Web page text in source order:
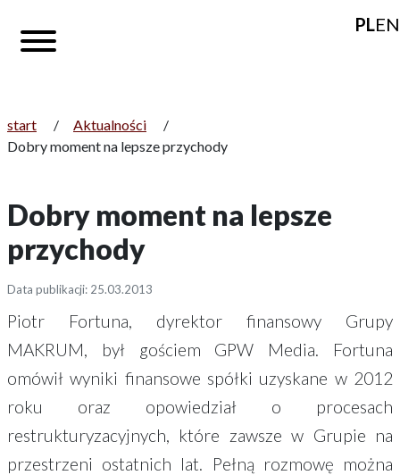
PLEN
start / Aktualności
/
Dobry moment na lepsze przychody
Dobry moment na lepsze
przychody
Data publikacji: 25.03.2013
Piotr Fortuna, dyrektor finansowy Grupy
MAKRUM, był gościem GPW Media. Fortuna
omówił wyniki finansowe spółki uzyskane w 2012
roku oraz opowiedział o procesach
restrukturyzacyjnych, które zawsze w Grupie na
przestrzeni ostatnich lat. Pełną rozmowę można